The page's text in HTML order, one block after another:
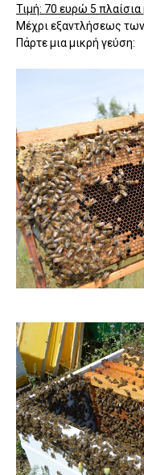
Τιμή: 70 ευρώ 5 πλαίσια
Μέχρι εξαντλήσεως
Πάρτε μια μικρή γεύση: